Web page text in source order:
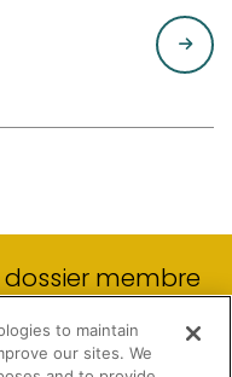
membre
to maintain
our sites. We